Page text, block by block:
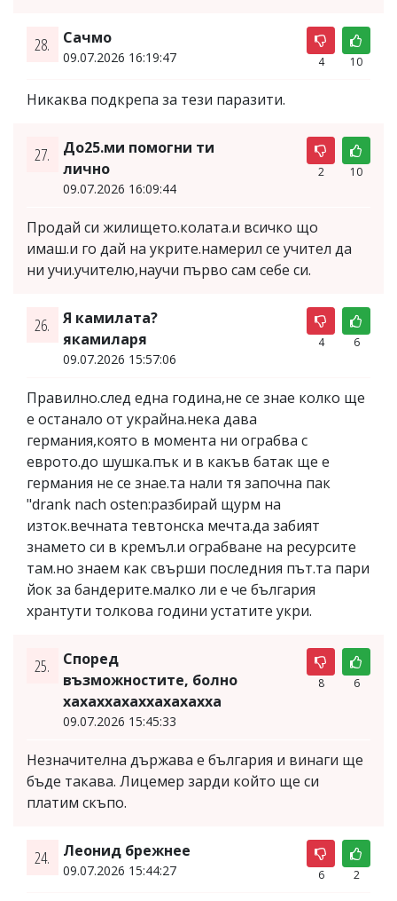
28. Сачмо
09.07.2026 16:19:47 4 10
Никаква подкрепа за тези паразити.
27.
До25.ми помогни ти
лично
09.07.2026 16:09:44
2 10
Продай си жилището.колата.и всичко що
имаш.и го дай на укрите.намерил се учител да
ни учи.учителю,научи първо сам себе си.
26.
Я камилата?
якамиларя
09.07.2026 15:57:06
4 6
Правилно.след една година,не се знае колко ще
е останало от украйна.нека дава
германия,която в момента ни ограбва с
еврото.до шушка.пък и в какъв батак ще е
германия не се знае.та нали тя започна пак
"drank nach osten:разбирай щурм на
изток.вечната тевтонска мечта.да забият
знамето си в кремъл.и ограбване на ресурсите
там.но знаем как свърши последния път.та пари
йок за бандерите.малко ли е че българия
хрантути толкова години устатите укри.
25.
Според
възможностите, болно
хахаххахаххахахахха
09.07.2026 15:45:33
8 6
Незначителна държава е българия и винаги ще
бъде такава. Лицемер зарди който ще си
платим скъпо.
24. Леонид брежнее
09.07.2026 15:44:27 6 2